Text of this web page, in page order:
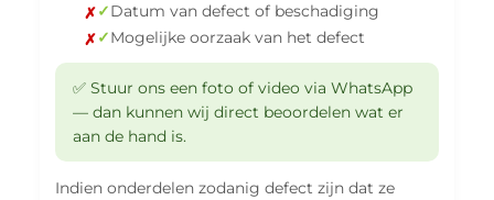
✓Datum van defect of beschadiging
✓Mogelijke oorzaak van het defect
✅ Stuur ons een foto of video via WhatsApp
— dan kunnen wij direct beoordelen wat er
aan de hand is.
Indien onderdelen zodanig defect zijn dat ze